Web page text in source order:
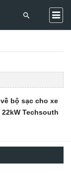
bộ sạc cho xe
Techsouth